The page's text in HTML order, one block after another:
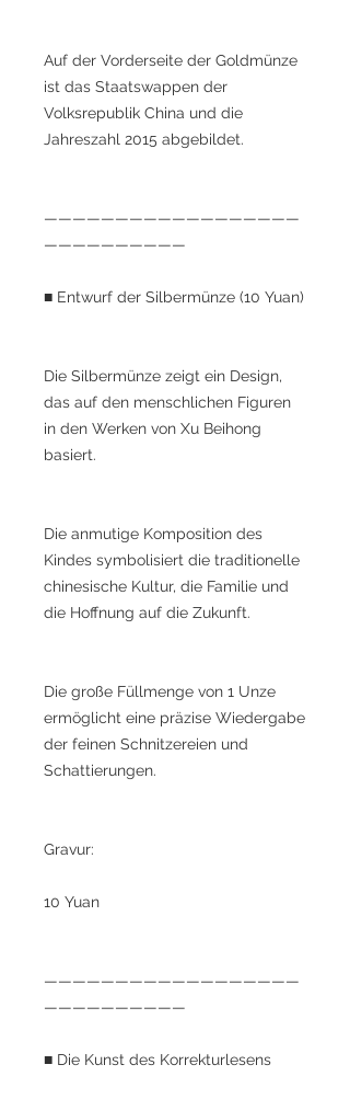
Auf der Vorderseite der Goldmünze
ist das Staatswappen der
Volksrepublik China und die
Jahreszahl 2015 abgebildet.
——————————————————
——————————
■ Entwurf der Silbermünze (10 Yuan)
Die Silbermünze zeigt ein Design,
das auf den menschlichen Figuren
in den Werken von Xu Beihong
basiert.
Die anmutige Komposition des
Kindes symbolisiert die traditionelle
chinesische Kultur, die Familie und
die Hoffnung auf die Zukunft.
Die große Füllmenge von 1 Unze
ermöglicht eine präzise Wiedergabe
der feinen Schnitzereien und
Schattierungen.
Gravur:
10 Yuan
——————————————————
——————————
■ Die Kunst des Korrekturlesens